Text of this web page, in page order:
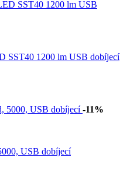
SST40 1200 lm USB dobíjecí
-11%
USB dobíjecí